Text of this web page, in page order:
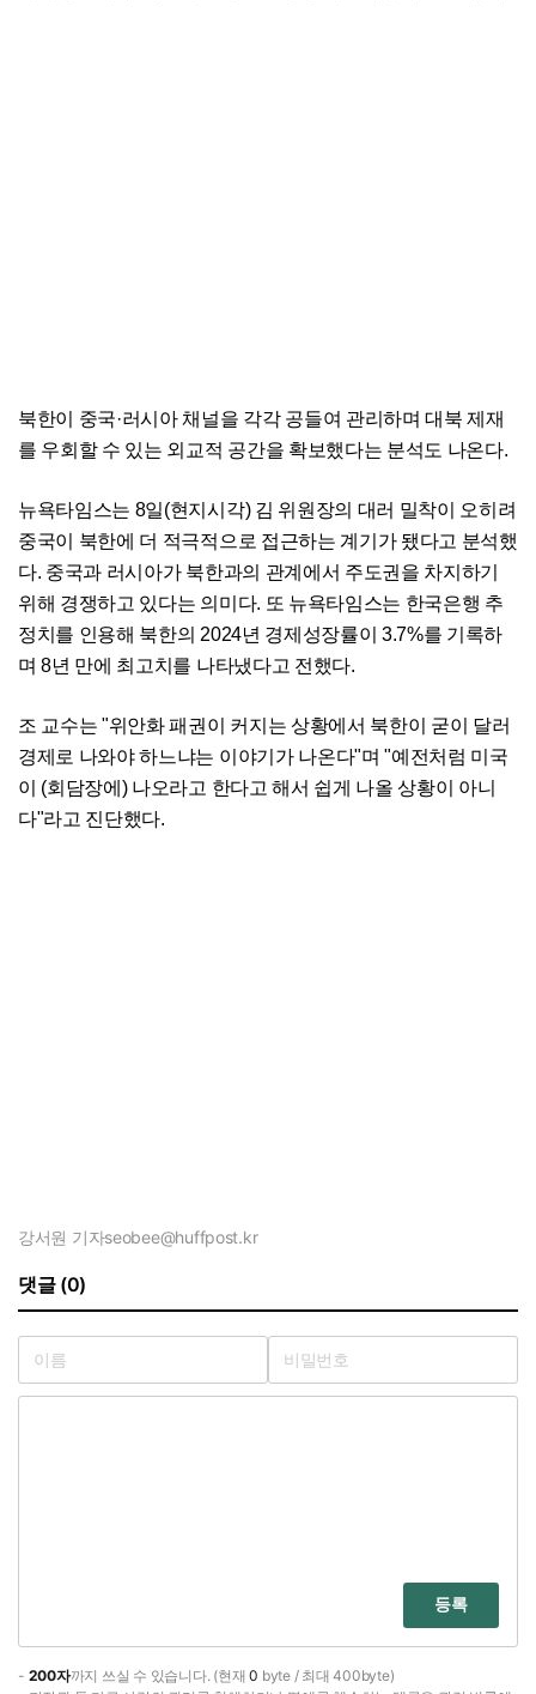
북한이 중국·러시아 채널을 각각 공들여 관리하며 대북 제재
를 우회할 수 있는 외교적 공간을 확보했다는 분석도 나온다.
뉴욕타임스는 8일(현지시각) 김 위원장의 대러 밀착이 오히려
중국이 북한에 더 적극적으로 접근하는 계기가 됐다고 분석했
다. 중국과 러시아가 북한과의 관계에서 주도권을 차지하기
위해 경쟁하고 있다는 의미다. 또 뉴욕타임스는 한국은행 추
정치를 인용해 북한의 2024년 경제성장률이 3.7%를 기록하
며 8년 만에 최고치를 나타냈다고 전했다.
조 교수는 "위안화 패권이 커지는 상황에서 북한이 굳이 달러
경제로 나와야 하느냐는 이야기가 나온다"며 "예전처럼 미국
이 (회담장에) 나오라고 한다고 해서 쉽게 나올 상황이 아니
다"라고 진단했다.
강서원 기자seobee@huffpost.kr
댓글 (0)
등록
- 200자까지 쓰실 수 있습니다. (현재0 byte / 최대 400byte)